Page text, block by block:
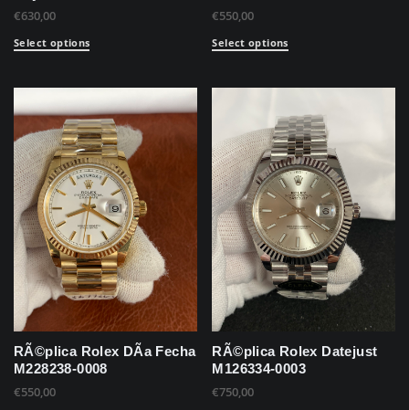
€630,00
Select options
€550,00
Select options
RÃ©plica Rolex DÃ­a Fecha
M228238-0008
€550,00
RÃ©plica Rolex Datejust
M126334-0003
€750,00